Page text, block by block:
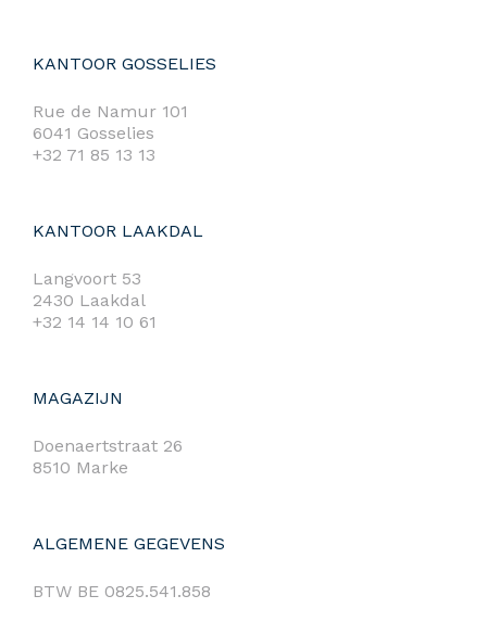
KANTOOR GOSSELIES
Rue de Namur 101
6041 Gosselies
+32 71 85 13 13
KANTOOR LAAKDAL
Langvoort 53
2430 Laakdal
+32 14 14 10 61
MAGAZIJN
Doenaertstraat 26
8510 Marke
ALGEMENE GEGEVENS
BTW BE 0825.541.858